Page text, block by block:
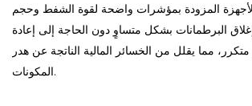
المزودة بمؤشرات واضحة لقوة الشفط وحجم
البرطمانات بشكل متساوٍ دون الحاجة إلى إعادة
مما يقلل من الخسائر المالية الناتجة عن هدر
المكونات.